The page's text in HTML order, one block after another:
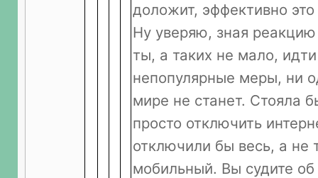
доложит, эффективно это
Ну уверяю, зная реакцию
ты, а таких не мало,
непопулярные меры, ни
мире не станет. Стояла
просто отключить
отключили бы весь, а не
мобильный. Вы судите об